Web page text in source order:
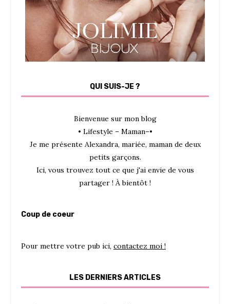
QUI SUIS-JE ?
Bienvenue sur mon blog
• Lifestyle – Maman–•
Je me présente Alexandra, mariée, maman de deux
petits garçons.
Ici, vous trouvez tout ce que j'ai envie de vous
partager ! À bientôt !
Coup de coeur
Pour mettre votre pub ici, contactez moi !
LES DERNIERS ARTICLES